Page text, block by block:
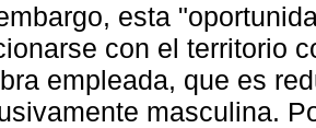
esta
con el territorio
empleada, que es
masculina.